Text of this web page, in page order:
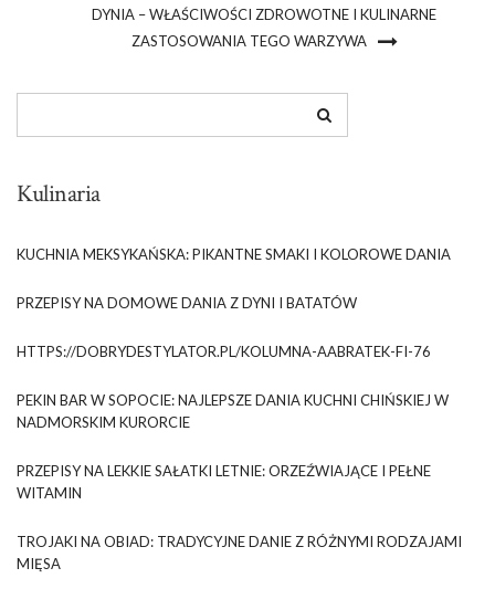
DYNIA – WŁAŚCIWOŚCI ZDROWOTNE I KULINARNE
ZASTOSOWANIA TEGO WARZYWA
Kulinaria
KUCHNIA MEKSYKAŃSKA: PIKANTNE SMAKI I KOLOROWE DANIA
PRZEPISY NA DOMOWE DANIA Z DYNI I BATATÓW
HTTPS://DOBRYDESTYLATOR.PL/KOLUMNA-AABRATEK-FI-76
PEKIN BAR W SOPOCIE: NAJLEPSZE DANIA KUCHNI CHIŃSKIEJ W
NADMORSKIM KURORCIE
PRZEPISY NA LEKKIE SAŁATKI LETNIE: ORZEŹWIAJĄCE I PEŁNE
WITAMIN
TROJAKI NA OBIAD: TRADYCYJNE DANIE Z RÓŻNYMI RODZAJAMI
MIĘSA